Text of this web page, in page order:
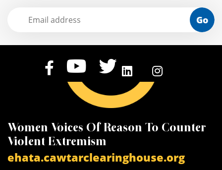
Go
Women Voices Of Reason To Counter
Violent Extremism
ehata.cawtarclearinghouse.org